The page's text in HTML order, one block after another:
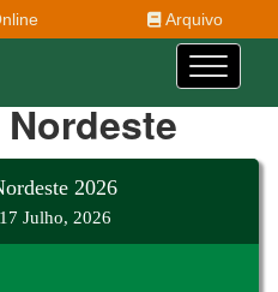
Arquivo
2026
Julho, 2026